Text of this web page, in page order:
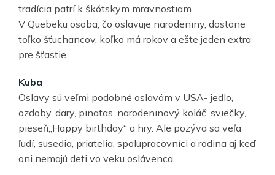
tradícia patrí k škótskym mravnostiam.
V Quebeku osoba, čo oslavuje narodeniny, dostane
toľko šťuchancov, koľko má rokov a ešte jeden extra
pre šťastie.
Kuba
Oslavy sú veľmi podobné oslavám v USA- jedlo,
ozdoby, dary, pinatas, narodeninový koláč, sviečky,
pieseň„Happy birthday“ a hry. Ale pozýva sa veľa
ľudí, susedia, priatelia, spolupracovníci a rodina aj keď
oni nemajú deti vo veku oslávenca.